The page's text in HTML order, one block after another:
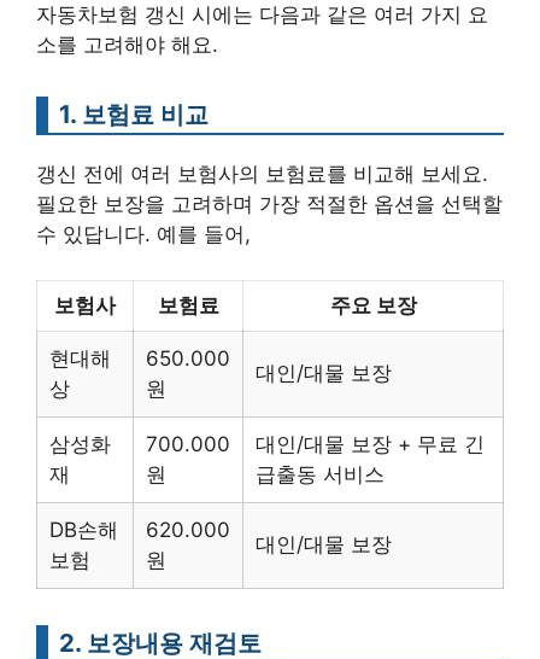
자동차보험 갱신 시에는 다음과 같은 여러 가지 요
소를 고려해야 해요.
1. 보험료 비교
갱신 전에 여러 보험사의 보험료를 비교해 보세요.
필요한 보장을 고려하며 가장 적절한 옵션을 선택할
수 있답니다. 예를 들어,
보험사 보험료 주요 보장
현대해
상
650.000
원
대인/대물 보장
삼성화
재
700.000
원
대인/대물 보장 + 무료 긴
급출동 서비스
DB손해
보험
620.000
원
대인/대물 보장
2. 보장내용 재검토